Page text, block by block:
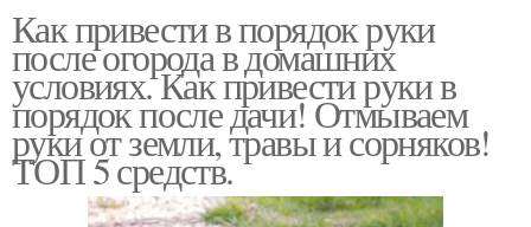
Как привести в порядок руки
после огорода в домашних
условиях. Как привести руки в
порядок после дачи! Отмываем
руки от земли, травы и сорняков!
ТОП 5 средств.